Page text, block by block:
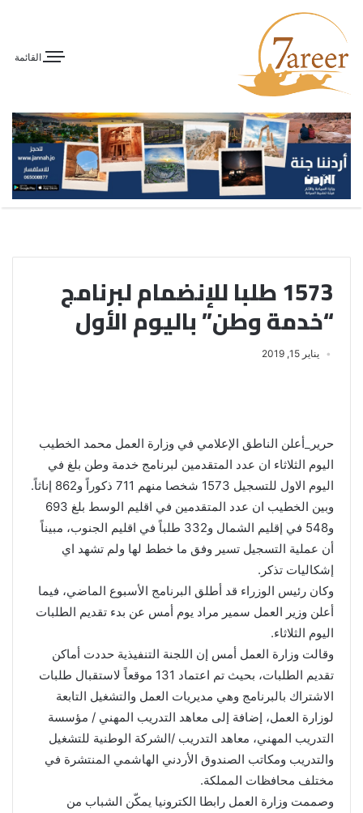
القائمة
1573 طلبا للإنضمام لبرنامج
“خدمة وطن” باليوم الأول
يناير 15, 2019
حرير_أعلن الناطق الإعلامي في وزارة العمل محمد الخطيب
اليوم الثلاثاء ان عدد المتقدمين لبرنامج خدمة وطن بلغ في
اليوم الاول للتسجيل 1573 شخصا منهم 711 ذكوراً و862 إناثاً.
وبين الخطيب ان عدد المتقدمين في اقليم الوسط بلغ 693
و548 في إقليم الشمال و332 طلباً في اقليم الجنوب، مبيناً
أن عملية التسجيل تسير وفق ما خطط لها ولم تشهد اي
إشكاليات تذكر.
وكان رئيس الوزراء قد أطلق البرنامج الأسبوع الماضي، فيما
أعلن وزير العمل سمير مراد يوم أمس عن بدء تقديم الطلبات
اليوم الثلاثاء.
وقالت وزارة العمل أمس إن اللجنة التنفيذية حددت أماكن
تقديم الطلبات، بحيث تم اعتماد 131 موقعاً لاستقبال طلبات
الاشتراك بالبرنامج وهي مديريات العمل والتشغيل التابعة
لوزارة العمل، إضافة إلى معاهد التدريب المهني / مؤسسة
التدريب المهني، معاهد التدريب /الشركة الوطنية للتشغيل
والتدريب ومكاتب الصندوق الأردني الهاشمي المنتشرة في
مختلف محافظات المملكة.
وصممت وزارة العمل رابطا الكترونيا يمكّن الشباب من